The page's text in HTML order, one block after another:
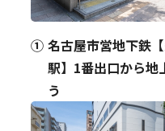
名古屋市営地下鉄
駅】1番出口から地
う